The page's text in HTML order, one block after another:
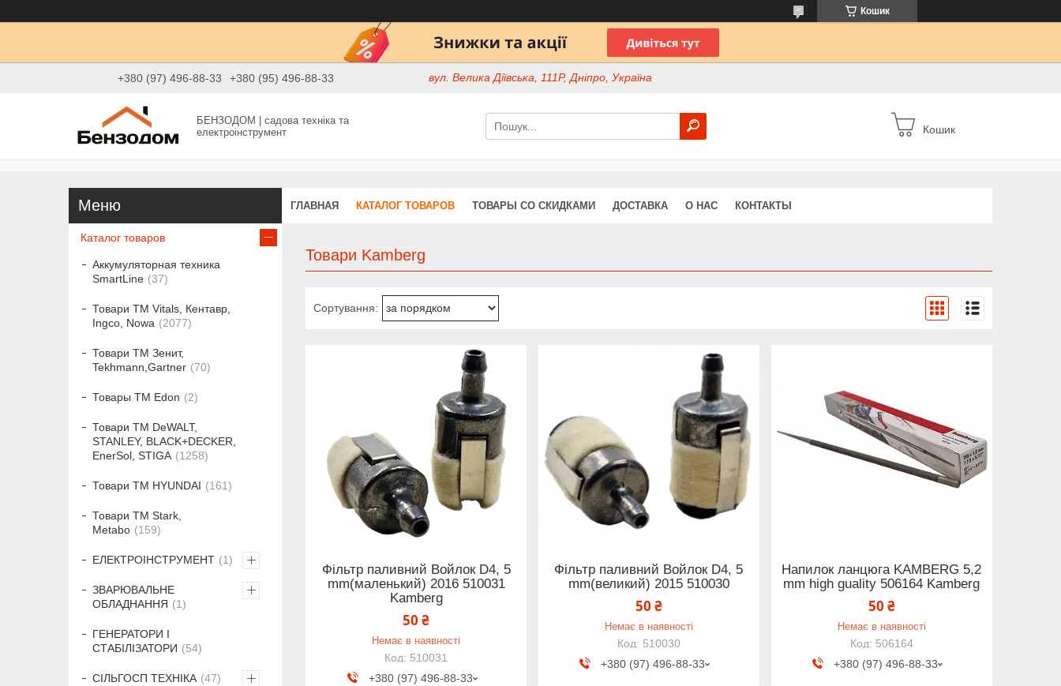
Кошик
+380 (97) 496-88-33 +380 (95) 496-88-33 вул. Велика Діївська, 111Р, Дніпро, Україна
БЕНЗОДОМ | садова техніка та
електроінструмент
Кошик
ГЛАВНАЯ КАТАЛОГ ТОВАРОВ ТОВАРЫ СО СКИДКАМИ ДОСТАВКА О НАС КОНТАКТЫ
Товари Kamberg
Фільтр паливний Войлок D4, 5
mm(маленький) 2016 510031
Kamberg
50 ₴
Немає в наявності
510031
+380 (97) 496-88-33
Фільтр паливний Войлок D4, 5
mm(великий) 2015 510030
50 ₴
Немає в наявності
510030
+380 (97) 496-88-33
Напилок ланцюга KAMBERG 5,2
mm high guality 506164 Kamberg
50 ₴
Немає в наявності
506164
+380 (97) 496-88-33
Каталог товаров
Аккумуляторная техника
SmartLine
37
Товари ТМ Vitals, Кентавр,
Ingco, Nowa
2077
Товари ТМ Зенит,
Tekhmann,Gartner
70
Товары ТМ Edon 2
Товари ТМ DeWALT,
STANLEY, BLACK+DECKER,
EnerSol, STIGA
1258
Товари ТМ HYUNDAI 161
Товари ТМ Stark,
Metabo
159
ЕЛЕКТРОІНСТРУМЕНТ 1
ЗВАРЮВАЛЬНЕ
ОБЛАДНАННЯ
1
ГЕНЕРАТОРИ І
СТАБІЛІЗАТОРИ
54
СІЛЬГОСП ТЕХНІКА 47